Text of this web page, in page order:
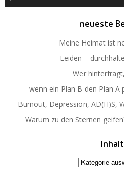
neueste
Meine Heimat ist
Leiden –
Wer
wenn ein Plan B den Plan
Burnout, Depression, AD(H)S,
Warum zu den Sternen
Inhalte